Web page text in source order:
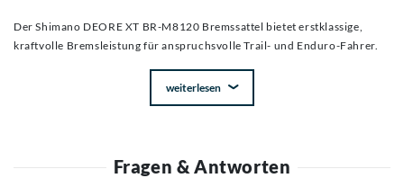
Der Shimano DEORE XT BR-M8120 Bremssattel bietet erstklassige,
kraftvolle Bremsleistung für anspruchsvolle Trail- und Enduro-Fahrer.
weiterlesen
Fragen & Antworten